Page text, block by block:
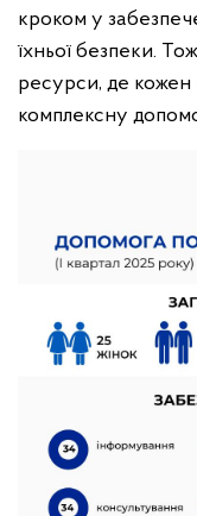
кроком у
їхньої безпеки.
ресурси, де
комплексну